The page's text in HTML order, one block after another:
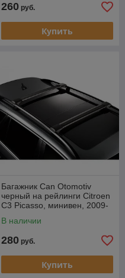
260 руб.
Купить
Багажник Can Otomotiv
черный на рейлинги Citroen
C3 Picasso, минивен, 2009-
В наличии
280 руб.
Купить